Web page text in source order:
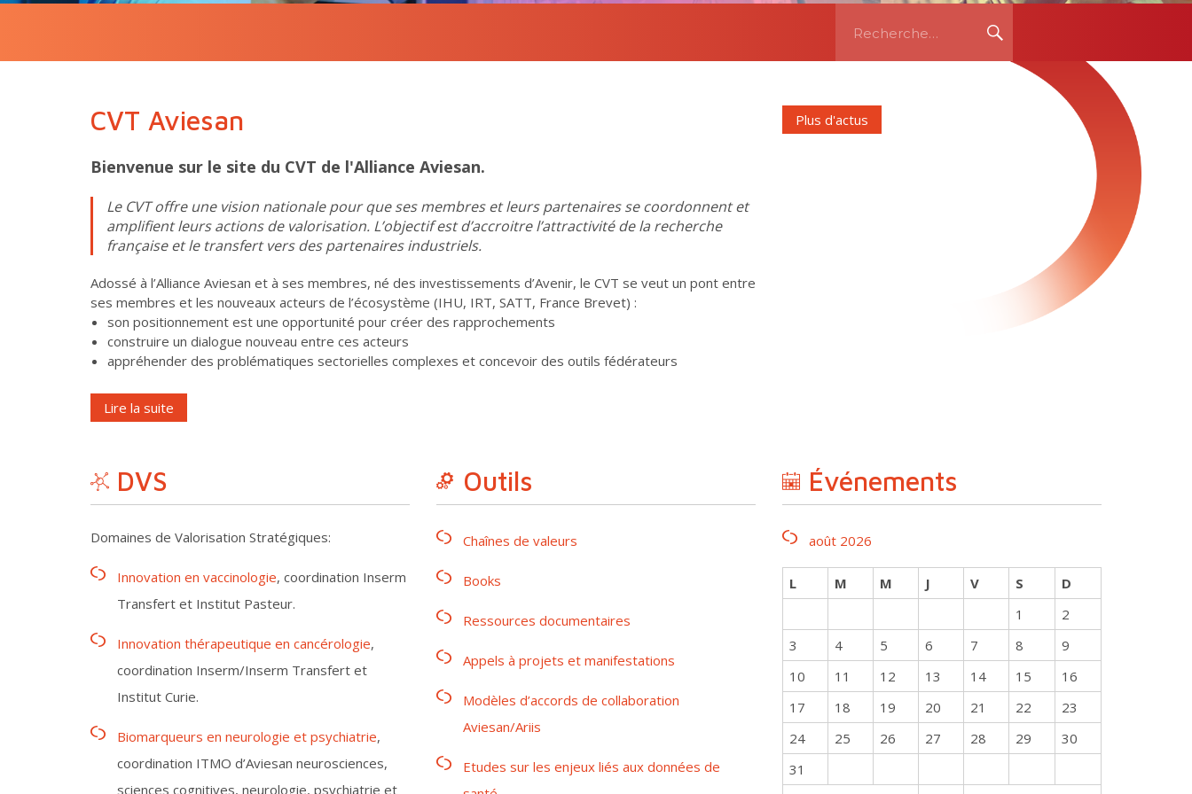
Recherche
CVT Aviesan
Bienvenue sur le site du CVT de l'Alliance Aviesan.
Le CVT offre une vision nationale pour que ses membres et leurs partenaires se coordonnent et
amplifient leurs actions de valorisation. L’objectif est d’accroitre l’attractivité de la recherche
française et le transfert vers des partenaires industriels.
Adossé à l’Alliance Aviesan et à ses membres, né des investissements d’Avenir, le CVT se veut un pont entre
ses membres et les nouveaux acteurs de l’écosystème (IHU, IRT, SATT, France Brevet) :
son positionnement est une opportunité pour créer des rapprochements
construire un dialogue nouveau entre ces acteurs
appréhender des problématiques sectorielles complexes et concevoir des outils fédérateurs
Lire la suite
Plus d'actus
DVS
Domaines de Valorisation Stratégiques:
Innovation en vaccinologie, coordination Inserm
Transfert et Institut Pasteur.
Innovation thérapeutique en cancérologie,
coordination Inserm/Inserm Transfert et
Institut Curie.
Biomarqueurs en neurologie et psychiatrie,
coordination ITMO d’Aviesan neurosciences,
sciences cognitives, neurologie, psychiatrie et
Outils
Chaînes de valeurs
Books
Ressources documentaires
Appels à projets et manifestations
Modèles d’accords de collaboration
Aviesan/Ariis
Etudes sur les enjeux liés aux données de
Événements
août 2026
L M M J V S
D
1
2
3
4 5 6 7 8
9
10
11 12 13 14 15
16
17
18 19 20 21 22
23
24
25 26 27 28 29
30
31